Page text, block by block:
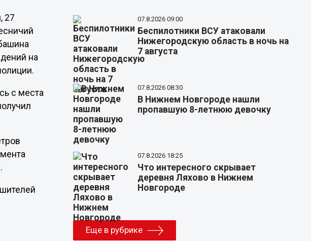
27
на
с места
07.8.2026 09:00
Беспилотники ВСУ атаковали
Нижегородскую область в ночь на
7 августа
07.8.2026 08:30
В Нижнем Новгороде нашли
пропавшую 8-летнюю девочку
07.8.2026 18:25
Что интересного скрывает
деревня Ляхово в Нижнем
Новгороде
Еще в рубрике